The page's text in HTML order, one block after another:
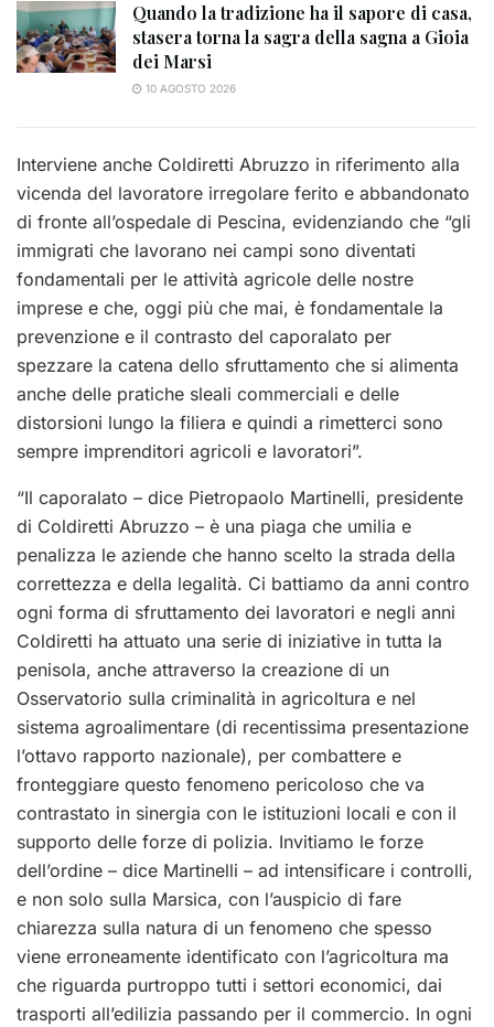
Quando la tradizione ha il sapore di casa,
stasera torna la sagra della sagna a Gioia
dei Marsi
10 AGOSTO 2026
Interviene anche Coldiretti Abruzzo in riferimento alla
vicenda del lavoratore irregolare ferito e abbandonato
di fronte all’ospedale di Pescina, evidenziando che “gli
immigrati che lavorano nei campi sono diventati
fondamentali per le attività agricole delle nostre
imprese e che, oggi più che mai, è fondamentale la
prevenzione e il contrasto del caporalato per
spezzare la catena dello sfruttamento che si alimenta
anche delle pratiche sleali commerciali e delle
distorsioni lungo la filiera e quindi a rimetterci sono
sempre imprenditori agricoli e lavoratori”.
“Il caporalato – dice Pietropaolo Martinelli, presidente
di Coldiretti Abruzzo – è una piaga che umilia e
penalizza le aziende che hanno scelto la strada della
correttezza e della legalità. Ci battiamo da anni contro
ogni forma di sfruttamento dei lavoratori e negli anni
Coldiretti ha attuato una serie di iniziative in tutta la
penisola, anche attraverso la creazione di un
Osservatorio sulla criminalità in agricoltura e nel
sistema agroalimentare (di recentissima presentazione
l’ottavo rapporto nazionale), per combattere e
fronteggiare questo fenomeno pericoloso che va
contrastato in sinergia con le istituzioni locali e con il
supporto delle forze di polizia. Invitiamo le forze
dell’ordine – dice Martinelli – ad intensificare i controlli,
e non solo sulla Marsica, con l’auspicio di fare
chiarezza sulla natura di un fenomeno che spesso
viene erroneamente identificato con l’agricoltura ma
che riguarda purtroppo tutti i settori economici, dai
trasporti all’edilizia passando per il commercio. In ogni